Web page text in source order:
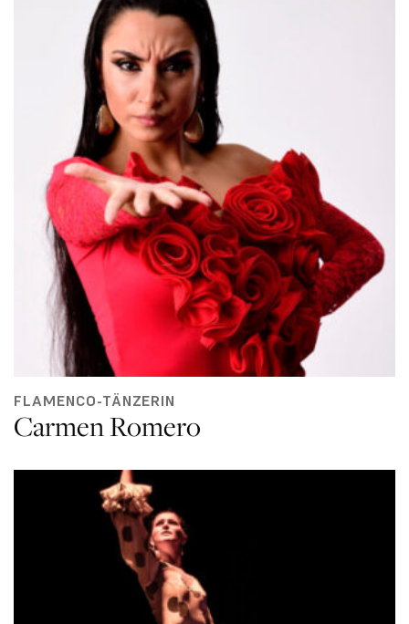
FLAMENCO-TÄNZERIN
Carmen Romero